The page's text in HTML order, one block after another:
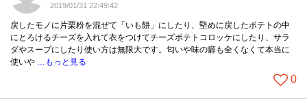
2019/01/31 22:49:42
戻したモノに片栗粉を混ぜて「いも餅」にしたり、堅めに戻したポテトの中
にとろけるチーズを入れて衣をつけてチーズポテトコロッケにしたり、サラ
ダやスープにしたり使い方は無限大です。匂いや味の癖も全くなくて本当に
使いや …もっと見る
0